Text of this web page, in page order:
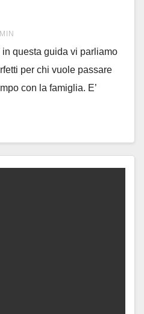
in questa guida vi parliamo
per chi vuole passare
con la famiglia. E’